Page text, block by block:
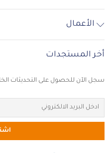
الأعمال
أخر المستجدات
سجل الآن للحصول على التحديثات